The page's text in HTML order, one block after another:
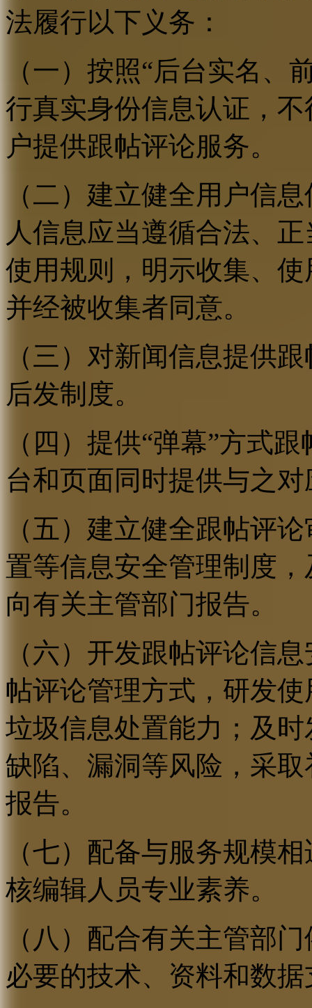
法履行以下义务：
（一）按照“后台实名、
行真实身份信息认证，
户提供跟帖评论服务。
（二）建立健全用户信
人信息应当遵循合法、
使用规则，明示收集、
并经被收集者同意。
（三）对新闻信息提供
后发制度。
（四）提供“弹幕”方式
台和页面同时提供与之
（五）建立健全跟帖评
置等信息安全管理制度
向有关主管部门报告。
（六）开发跟帖评论信
帖评论管理方式，研发
垃圾信息处置能力；及
缺陷、漏洞等风险，采
报告。
（七）配备与服务规模
核编辑人员专业素养。
（八）配合有关主管部
必要的技术、资料和数